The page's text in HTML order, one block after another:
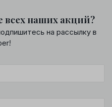
всех наших акций?
на рассылку в